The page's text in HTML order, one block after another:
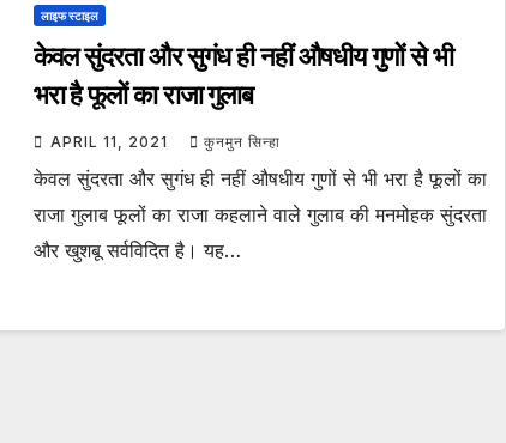
लाइफ स्टाइल
केवल सुंदरता और सुगंध ही नहीं औषधीय गुणों से भी
भरा है फूलों का राजा गुलाब
APRIL 11, 2021 कुनमुन सिन्हा
केवल सुंदरता और सुगंध ही नहीं औषधीय गुणों से भी भरा है फूलों का
राजा गुलाब फूलों का राजा कहलाने वाले गुलाब की मनमोहक सुंदरता
और खुशबू सर्वविदित है। यह…